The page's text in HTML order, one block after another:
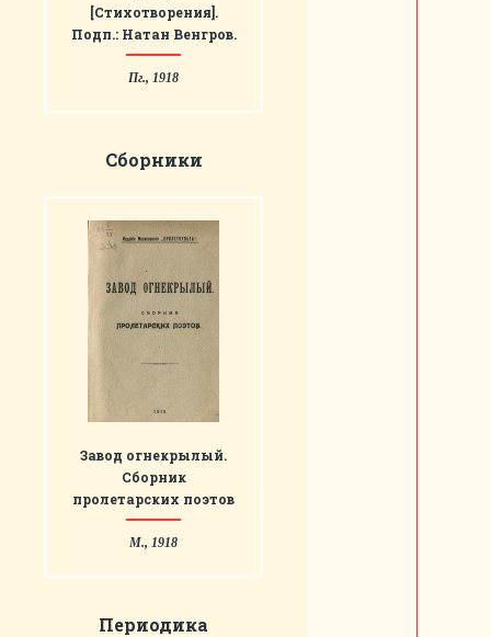
[Стихотворения].
Подп.: Натан Венгров.
Пг., 1918
Сборники
Завод огнекрылый.
Сборник
пролетарских поэтов
М., 1918
Периодика